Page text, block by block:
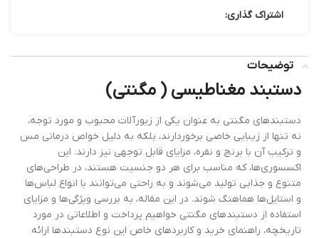
اشتراک گذاری:
توضیحات
دستبند مغناطیسی ( مگنتی)
دستبندهای مگنتی به عنوان یکی از زیورآلات محبوب و مورد توجه،
نه تنها از زیبایی خاصی برخوردارند، بلکه به دلیل خواص درمانی مس
و ترکیب آن با برنج و نقره، مزایای قابل توجهی نیز دارند. این
اکسسوری‌ها، که مناسب برای هر دو جنسیت هستند، در طراحی‌های
متنوع و جذابی تولید می‌شوند و به راحتی می‌توانند با انواع لباس‌ها
و استایل‌ها هماهنگ شوند. در این مقاله، به بررسی ویژگی‌ها و مزایای
استفاده از دستبندهای مگنتی خواهیم پرداخت و اطلاعاتی در مورد
تاریخچه، راهنمای خرید و کاربردهای خاص این نوع دستبندها ارائه